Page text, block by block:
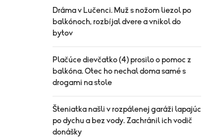
Dráma v Lučenci. Muž s nožom liezol po
balkónoch, rozbíjal dvere a vnikol do
bytov
Plačúce dievčatko (4) prosilo o pomoc z
balkóna. Otec ho nechal doma samé s
drogami na stole
Šteniatka našli v rozpálenej garáži lapajúc
po dychu a bez vody. Zachránil ich vodič
donášky